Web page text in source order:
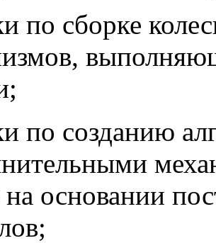
по сборке
по созданию
на основании